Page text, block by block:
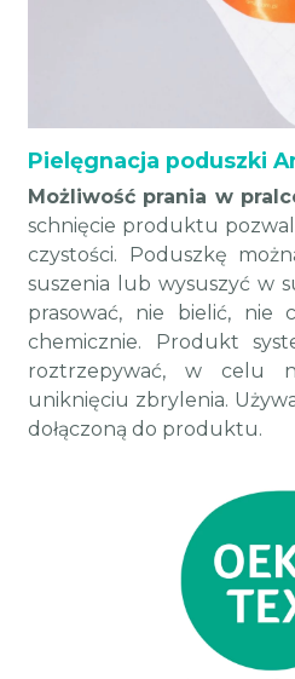
Pielęgnacja poduszki
Możliwość prania w
schnięcie produktu
czystości. Poduszkę
suszenia lub wysuszyć w
prasować, nie bielić, nie
chemicznie. Produkt
roztrzepywać, w celu
uniknięciu zbrylenia.
dołączoną do produktu.